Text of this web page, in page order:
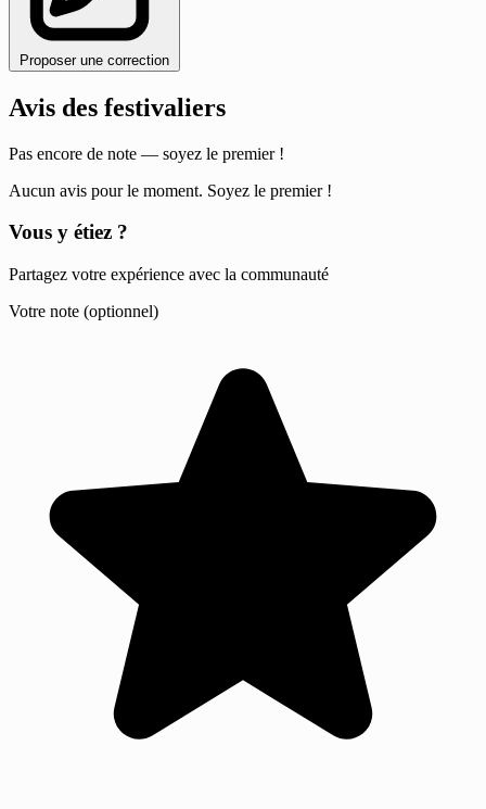
Proposer une correction
Avis des festivaliers
Pas encore de note — soyez le premier !
Aucun avis pour le moment. Soyez le premier !
Vous y étiez ?
Partagez votre expérience avec la communauté
Votre note (optionnel)